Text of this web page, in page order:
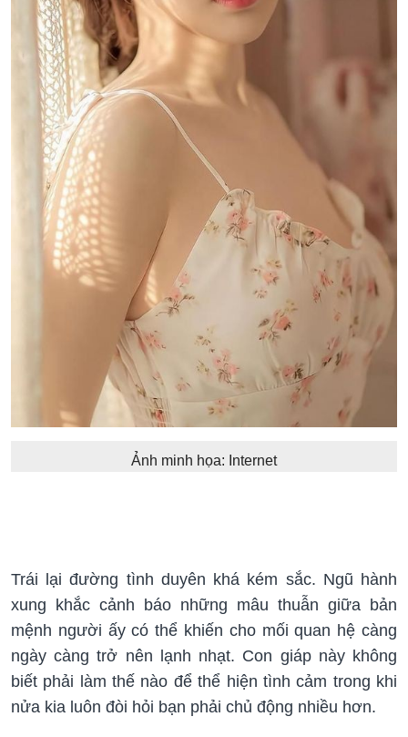
Ảnh minh họa: Internet
Trái lại đường tình duyên khá kém sắc. Ngũ hành
xung khắc cảnh báo những mâu thuẫn giữa bản
mệnh người ấy có thể khiến cho mối quan hệ càng
ngày càng trở nên lạnh nhạt. Con giáp này không
biết phải làm thế nào để thể hiện tình cảm trong khi
nửa kia luôn đòi hỏi bạn phải chủ động nhiều hơn.